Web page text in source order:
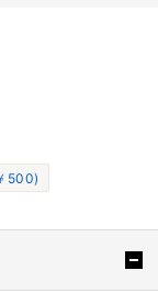
500)